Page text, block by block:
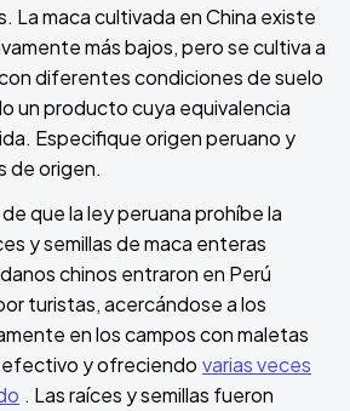
La maca cultivada en China existe
más bajos, pero se cultiva a
diferentes condiciones de suelo
un producto cuya equivalencia
Especifique origen peruano y
de origen.
que la ley peruana prohíbe la
y semillas de maca enteras
chinos entraron en Perú
turistas, acercándose a los
en los campos con maletas
efectivo y ofreciendo varias veces
. Las raíces y semillas fueron